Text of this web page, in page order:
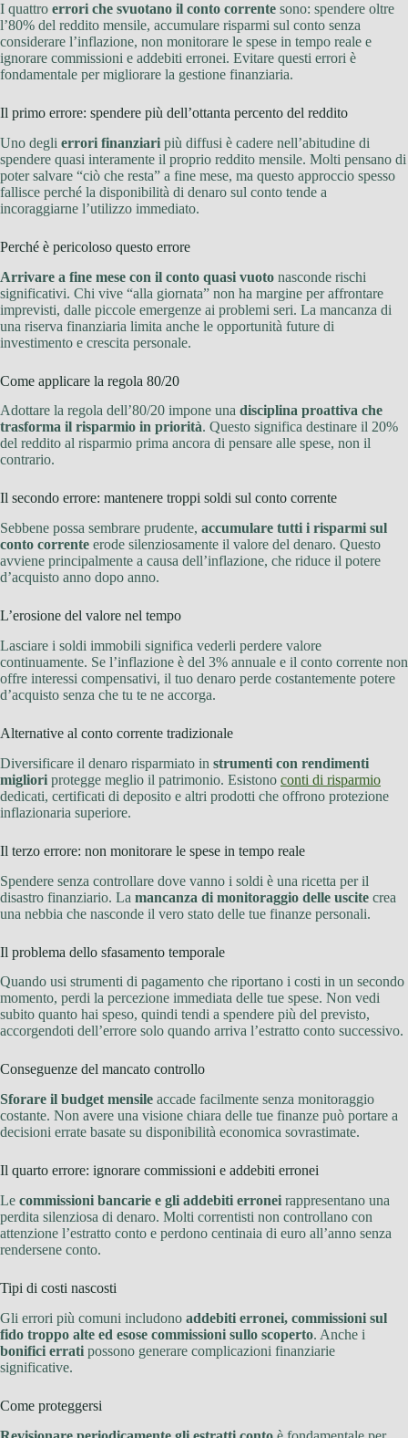
I quattro errori che svuotano il conto corrente sono: spendere oltre
l’80% del reddito mensile, accumulare risparmi sul conto senza
considerare l’inflazione, non monitorare le spese in tempo reale e
ignorare commissioni e addebiti erronei. Evitare questi errori è
fondamentale per migliorare la gestione finanziaria.
Il primo errore: spendere più dell’ottanta percento del reddito
Uno degli errori finanziari più diffusi è cadere nell’abitudine di
spendere quasi interamente il proprio reddito mensile. Molti pensano di
poter salvare “ciò che resta” a fine mese, ma questo approccio spesso
fallisce perché la disponibilità di denaro sul conto tende a
incoraggiarne l’utilizzo immediato.
Perché è pericoloso questo errore
Arrivare a fine mese con il conto quasi vuoto nasconde rischi
significativi. Chi vive “alla giornata” non ha margine per affrontare
imprevisti, dalle piccole emergenze ai problemi seri. La mancanza di
una riserva finanziaria limita anche le opportunità future di
investimento e crescita personale.
Come applicare la regola 80/20
Adottare la regola dell’80/20 impone una disciplina proattiva che
trasforma il risparmio in priorità. Questo significa destinare il 20%
del reddito al risparmio prima ancora di pensare alle spese, non il
contrario.
Il secondo errore: mantenere troppi soldi sul conto corrente
Sebbene possa sembrare prudente, accumulare tutti i risparmi sul
conto corrente erode silenziosamente il valore del denaro. Questo
avviene principalmente a causa dell’inflazione, che riduce il potere
d’acquisto anno dopo anno.
L’erosione del valore nel tempo
Lasciare i soldi immobili significa vederli perdere valore
continuamente. Se l’inflazione è del 3% annuale e il conto corrente non
offre interessi compensativi, il tuo denaro perde costantemente potere
d’acquisto senza che tu te ne accorga.
Alternative al conto corrente tradizionale
Diversificare il denaro risparmiato in strumenti con rendimenti
migliori protegge meglio il patrimonio. Esistono conti di risparmio
dedicati, certificati di deposito e altri prodotti che offrono protezione
inflazionaria superiore.
Il terzo errore: non monitorare le spese in tempo reale
Spendere senza controllare dove vanno i soldi è una ricetta per il
disastro finanziario. La mancanza di monitoraggio delle uscite crea
una nebbia che nasconde il vero stato delle tue finanze personali.
Il problema dello sfasamento temporale
Quando usi strumenti di pagamento che riportano i costi in un secondo
momento, perdi la percezione immediata delle tue spese. Non vedi
subito quanto hai speso, quindi tendi a spendere più del previsto,
accorgendoti dell’errore solo quando arriva l’estratto conto successivo.
Conseguenze del mancato controllo
Sforare il budget mensile accade facilmente senza monitoraggio
costante. Non avere una visione chiara delle tue finanze può portare a
decisioni errate basate su disponibilità economica sovrastimate.
Il quarto errore: ignorare commissioni e addebiti erronei
Le commissioni bancarie e gli addebiti erronei rappresentano una
perdita silenziosa di denaro. Molti correntisti non controllano con
attenzione l’estratto conto e perdono centinaia di euro all’anno senza
rendersene conto.
Tipi di costi nascosti
Gli errori più comuni includono addebiti erronei, commissioni sul
fido troppo alte ed esose commissioni sullo scoperto. Anche i
bonifici errati possono generare complicazioni finanziarie
significative.
Come proteggersi